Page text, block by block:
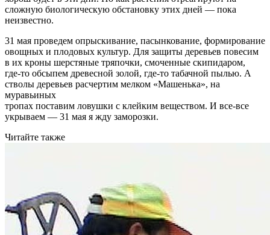
сложную биологическую обстановку этих дней — пока
неизвестно.
31 мая проведем опрыскивание, пасынкование, формирование
овощных и плодовых культур. Для защиты деревьев повесим
в их кроны шерстяные тряпочки, смоченные скипидаром,
где-то обсыпем древесной золой, где-то табачной пылью. А
стволы деревьев расчертим мелком «Машенька», на
муравьиных
тропах поставим ловушки с клейким веществом. И все-все
укрываем — 31 мая я жду заморозки.
Читайте также